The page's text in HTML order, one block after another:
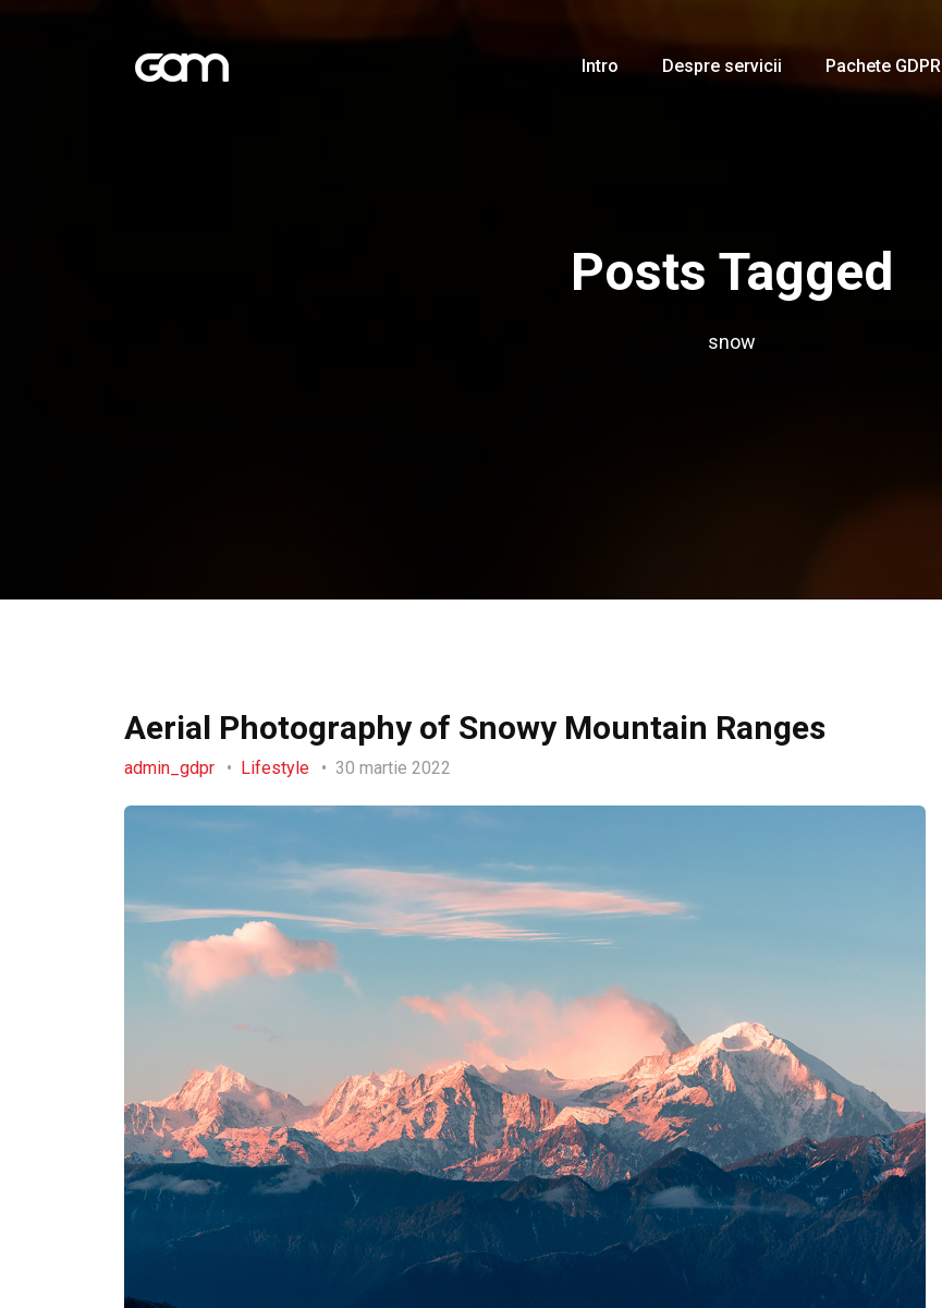
Intro Despre servicii Pachete GDPR
Posts Tagged
snow
Aerial Photography of Snowy Mountain Ranges
admin_gdpr Lifestyle 30 martie 2022